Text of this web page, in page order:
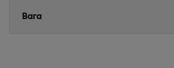
Вага